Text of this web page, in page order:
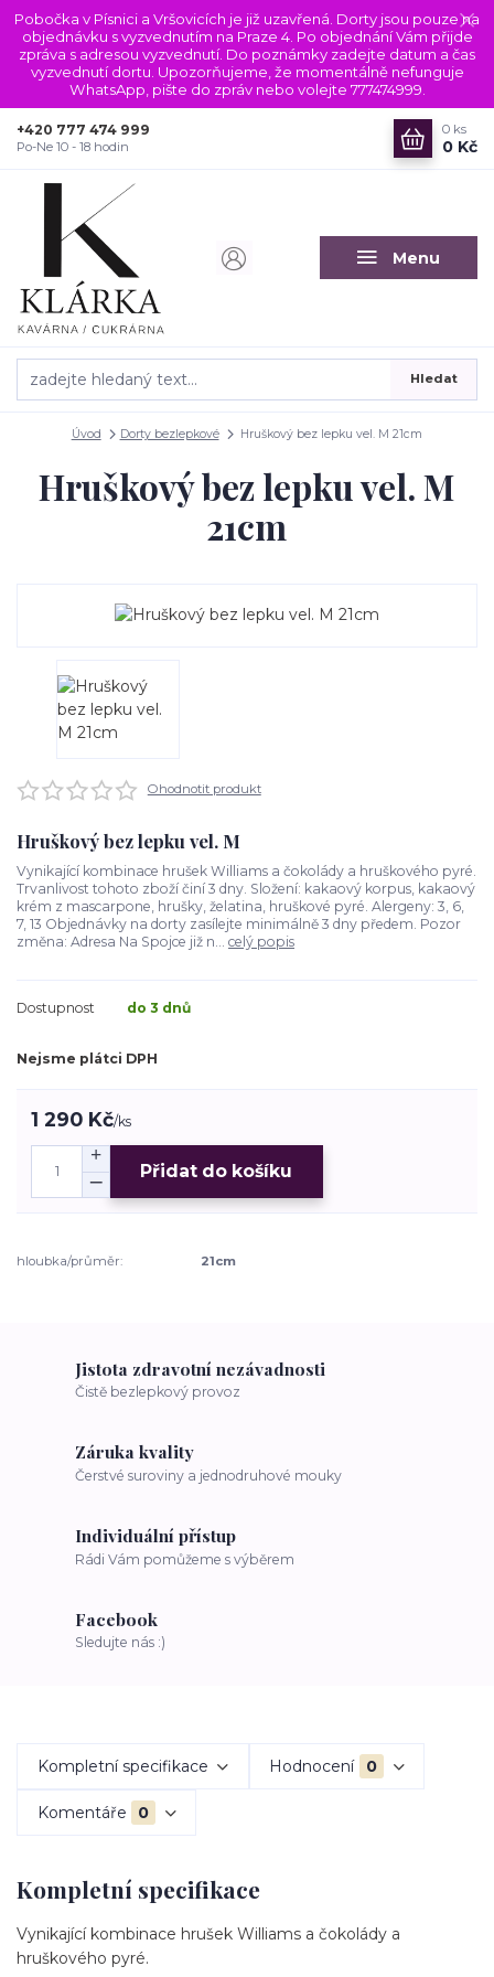
Pobočka v Písnici a Vršovicích je již uzavřená. Dorty jsou pouze na
objednávku s vyzvednutím na Praze 4. Po objednání Vám přijde
zpráva s adresou vyzvednutí. Do poznámky zadejte datum a čas
vyzvednutí dortu. Upozorňujeme, že momentálně nefunguje
WhatsApp, pište do zpráv nebo volejte 777474999.
Menu
Hledat
+420 777 474 999
Po-Ne 10 - 18 hodin
0 ks
0 Kč
Úvod Dorty bezlepkové Hruškový bez lepku vel. M 21cm
Hruškový bez lepku vel. M
21cm
Ohodnotit produkt
Hruškový bez lepku vel. M
Vynikající kombinace hrušek Williams a čokolády a hruškového pyré.
Trvanlivost tohoto zboží činí 3 dny. Složení: kakaový korpus, kakaový
krém z mascarpone, hrušky, želatina, hruškové pyré. Alergeny: 3, 6,
7, 13 Objednávky na dorty zasílejte minimálně 3 dny předem. Pozor
změna: Adresa Na Spojce již n... celý popis
Dostupnost do 3 dnů
Nejsme plátci DPH
1 290 Kč/ks
Přidat do košíku
hloubka/průměr: 21cm
Jistota zdravotní nezávadnosti
Čistě bezlepkový provoz
Záruka kvality
Čerstvé suroviny a jednodruhové mouky
Individuální přístup
Rádi Vám pomůžeme s výběrem
Facebook
Sledujte nás :)
Kompletní specifikace Hodnocení 0
Komentáře 0
Kompletní specifikace
Vynikající kombinace hrušek Williams a čokolády a
hruškového pyré.